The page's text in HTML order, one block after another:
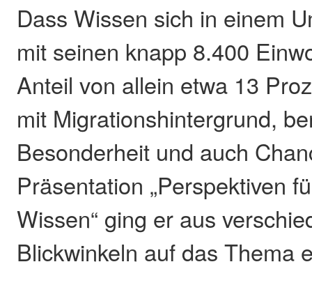
Dass Wissen sich in einem
mit seinen knapp 8.400
Anteil von allein etwa 13
mit Migrationshintergrund,
Besonderheit und auch
Präsentation „Perspektiven
Wissen“ ging er aus
Blickwinkeln auf das Thema